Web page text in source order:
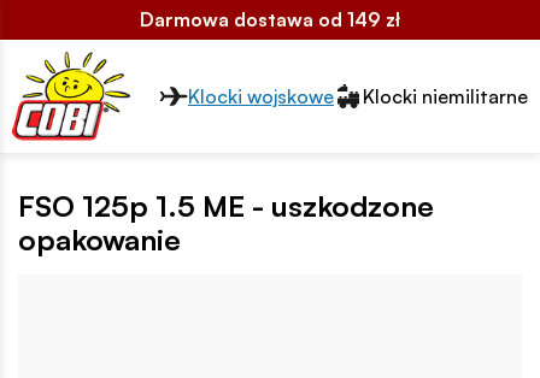
Darmowa dostawa od 149 zł
Przełącznik segmentów2
Klocki wojskowe Klocki niemilitarne
FSO 125p 1.5 ME - uszkodzone
opakowanie